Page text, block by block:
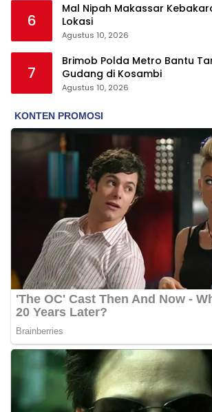
6
Mal Nipah Makassar
Lokasi
Agustus 10, 2026
7
Brimob Polda Metro Bantu
Gudang di Kosambi
Agustus 10, 2026